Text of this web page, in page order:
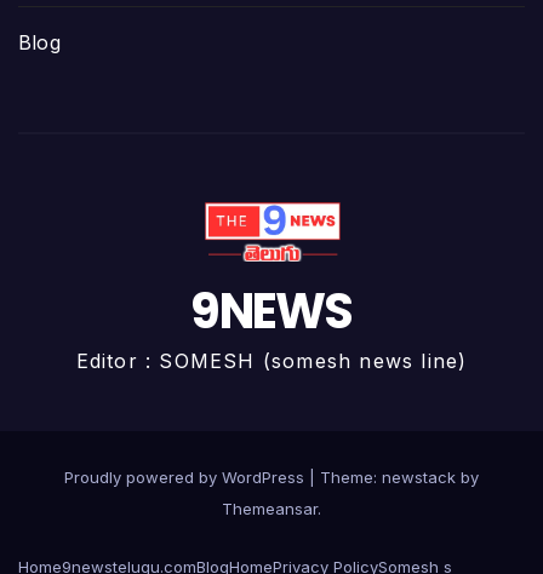
Blog
9NEWS
Editor : SOMESH (somesh news line)
Proudly powered by WordPress
Theme: newstack by
Themeansar.
Home9newstelugu.comBlogHomePrivacy PolicySomesh s